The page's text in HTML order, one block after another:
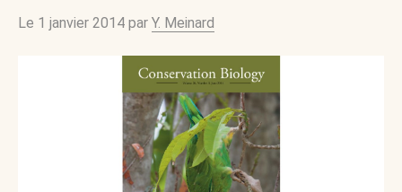
Le 1 janvier 2014 par Y. Meinard